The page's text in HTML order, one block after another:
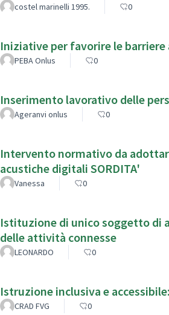
costel marinelli 1995. 0
Iniziative per favorire le
PEBA Onlus 0
Inserimento lavorativo delle
Ageranvi onlus 0
Intervento normativo da
acustiche digitali SORDITA'
Vanessa 0
Istituzione di unico soggetto di
delle attività connesse
LEONARDO 0
Istruzione inclusiva e
CRAD FVG 0